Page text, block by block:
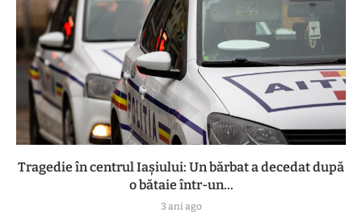
Tragedie în centrul Iașiului: Un bărbat a decedat după
o bătaie într-un...
3 ani ago